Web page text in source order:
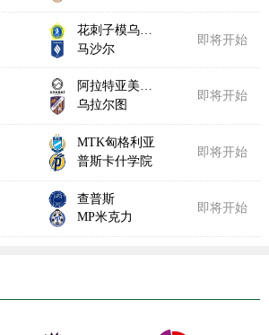
花刺子模乌尔根奇
马沙尔
即将开始
阿拉特亚美尼亚
乌拉尔图
即将开始
MTK匈格利亚
普斯卡什学院
即将开始
查普斯
MP米克力
即将开始